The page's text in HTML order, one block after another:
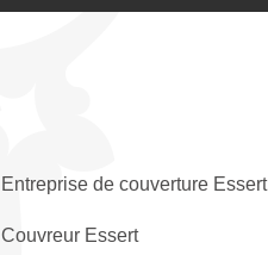
Entreprise de couverture Essert
Couvreur Essert